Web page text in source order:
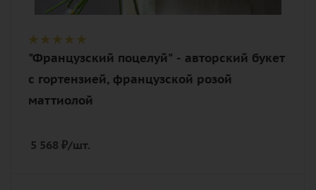
"Французский поцелуй" - авторский букет
с гортензией, французской розой
маттиолой
5 568 ₽/шт.